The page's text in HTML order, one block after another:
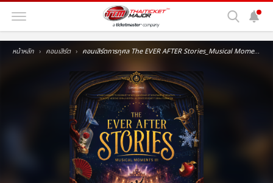
หน้าหลัก คอนเสิร์ต คอนเสิร์ตการกุศล The EVER AFTER Stories_Musical Moments III